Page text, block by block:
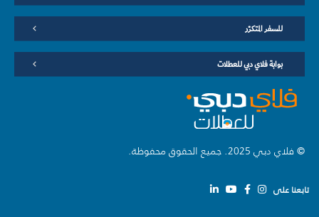
للسفر المتكرّر
بوابة فلاي دبي للعطلات
© فلاي دبي 2025. جميع الحقوق محفوظة.
تابعنا على